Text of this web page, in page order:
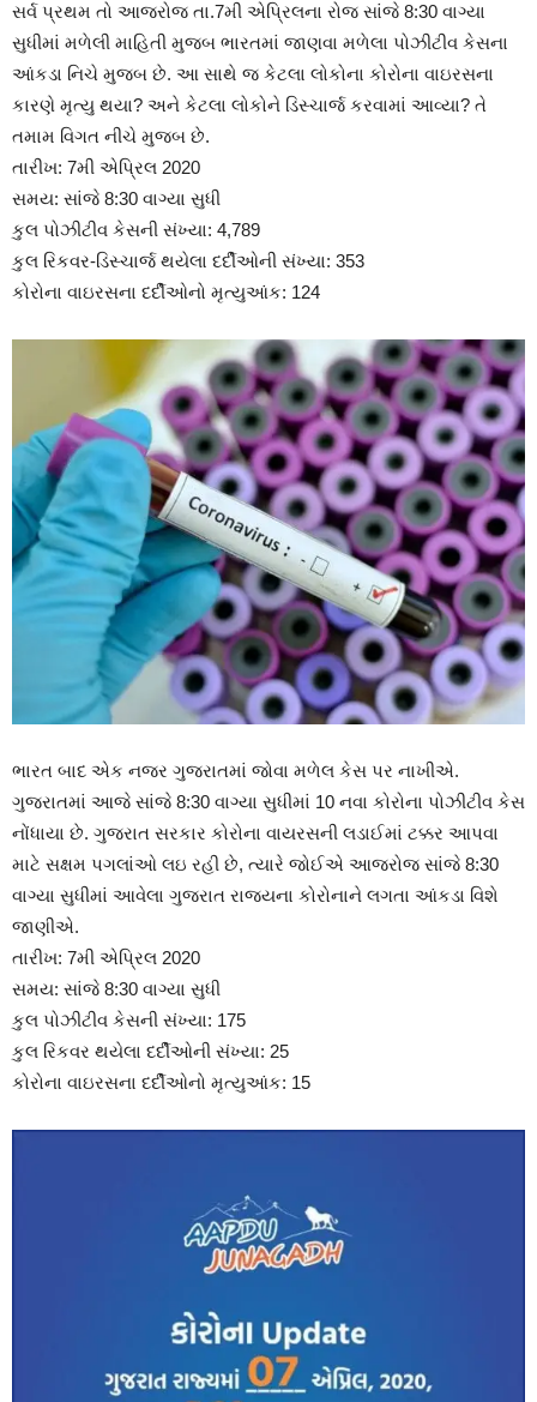
સર્વ પ્રથમ તો આજરોજ તા.7મી એપ્રિલના રોજ સાંજે 8:30 વાગ્યા
સુધીમાં મળેલી માહિતી મુજબ ભારતમાં જાણવા મળેલા પોઝીટીવ કેસના
આંકડા નિચે મુજબ છે. આ સાથે જ કેટલા લોકોના કોરોના વાઇરસના
કારણે મૃત્યુ થયા? અને કેટલા લોકોને ડિસ્ચાર્જ કરવામાં આવ્યા? તે
તમામ વિગત નીચે મુજબ છે.
તારીખ: 7મી એપ્રિલ 2020
સમય: સાંજે 8:30 વાગ્યા સુધી
કુલ પોઝીટીવ કેસની સંખ્યા: 4,789
કુલ રિકવર-ડિસ્ચાર્જ થયેલા દર્દીઓની સંખ્યા: 353
કોરોના વાઇરસના દર્દીઓનો મૃત્યુઆંક: 124
ભારત બાદ એક નજર ગુજરાતમાં જોવા મળેલ કેસ પર નાખીએ.
ગુજરાતમાં આજે સાંજે 8:30 વાગ્યા સુધીમાં 10 નવા કોરોના પોઝીટીવ કેસ
નોંધાયા છે. ગુજરાત સરકાર કોરોના વાયરસની લડાઈમાં ટક્કર આપવા
માટે સક્ષમ પગલાંઓ લઇ રહી છે, ત્યારે જોઈએ આજરોજ સાંજે 8:30
વાગ્યા સુધીમાં આવેલા ગુજરાત રાજ્યના કોરોનાને લગતા આંકડા વિશે
જાણીએ.
તારીખ: 7મી એપ્રિલ 2020
સમય: સાંજે 8:30 વાગ્યા સુધી
કુલ પોઝીટીવ કેસની સંખ્યા: 175
કુલ રિકવર થયેલા દર્દીઓની સંખ્યા: 25
કોરોના વાઇરસના દર્દીઓનો મૃત્યુઆંક: 15